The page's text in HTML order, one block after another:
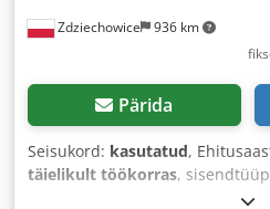
Zdziechowice 936 km
Pärida
Seisukord: kasutatud,
täielikult töökorras,
,